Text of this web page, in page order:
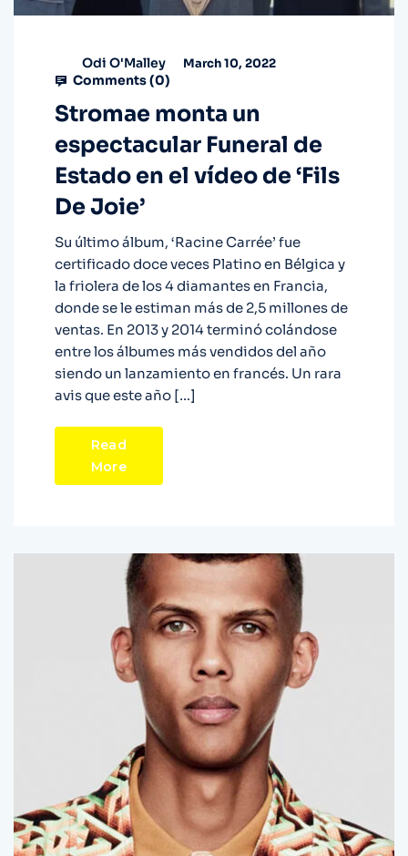
Odi O'Malley March 10, 2022
Comments (0)
Stromae monta un
espectacular Funeral de
Estado en el vídeo de ‘Fils
De Joie’
Su último álbum, ‘Racine Carrée’ fue
certificado doce veces Platino en Bélgica y
la friolera de los 4 diamantes en Francia,
donde se le estiman más de 2,5 millones de
ventas. En 2013 y 2014 terminó colándose
entre los álbumes más vendidos del año
siendo un lanzamiento en francés. Un rara
avis que este año […]
Read
More